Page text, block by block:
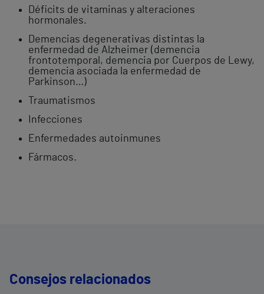
Déficits de vitaminas y alteraciones
hormonales.
Demencias degenerativas distintas la
enfermedad de Alzheimer (demencia
frontotemporal, demencia por Cuerpos de Lewy,
demencia asociada la enfermedad de
Parkinson…)
Traumatismos
Infecciones
Enfermedades autoinmunes
Fármacos.
Consejos relacionados